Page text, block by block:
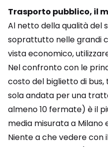
Trasporto pubblico, il
Al netto della qualità del
soprattutto nelle grandi
vista economico,
Nel confronto con le
costo del biglietto di
sola andata per una
almeno 10 fermate) è il
media misurata a Milano
Niente a che vedere con